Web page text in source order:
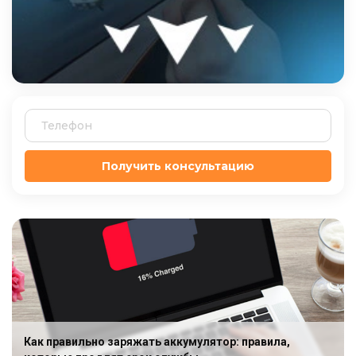
Получить консультацию
Как правильно заряжать аккумулятор: правила,